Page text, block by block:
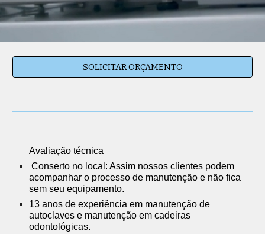
SOLICITAR ORÇAMENTO
Avaliaçãotécnica
Conserto no local : Assim nossos clientes podem
acompanhar o processo de manutenção e não fica
sem seu equipamento.
13 anos de experiência em manutenção de
autoclaves e manutenção em cadeiras
odontológicas.